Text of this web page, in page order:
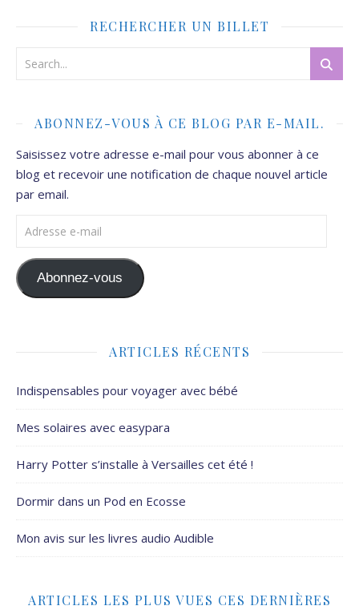
RECHERCHER UN BILLET
ABONNEZ-VOUS À CE BLOG PAR E-MAIL.
Saisissez votre adresse e-mail pour vous abonner à ce
blog et recevoir une notification de chaque nouvel article
par email.
Adresse e-mail
Abonnez-vous
ARTICLES RÉCENTS
Indispensables pour voyager avec bébé
Mes solaires avec easypara
Harry Potter s’installe à Versailles cet été !
Dormir dans un Pod en Ecosse
Mon avis sur les livres audio Audible
ARTICLES LES PLUS VUES CES DERNIÈRES